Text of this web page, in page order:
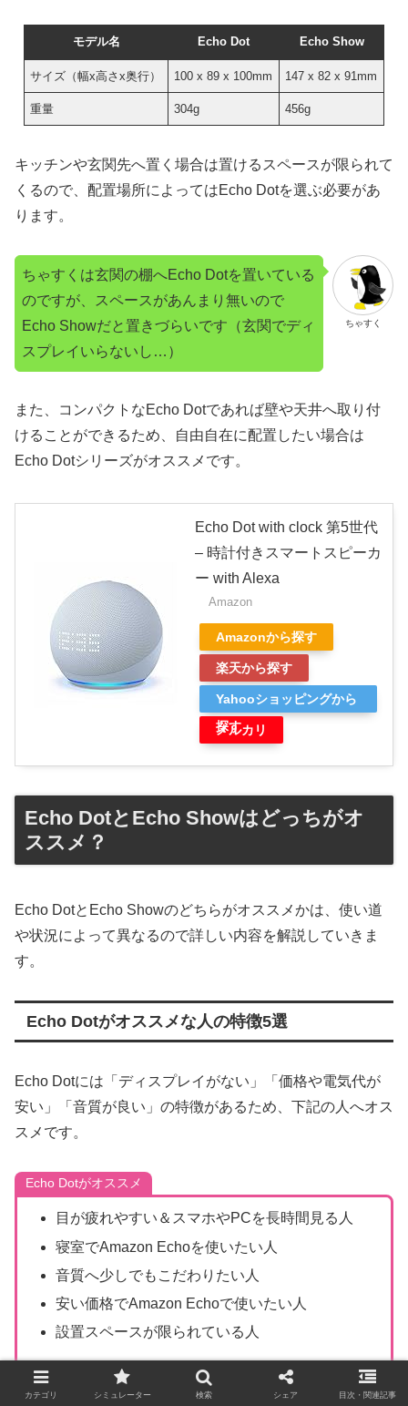
モデル名 Echo Dot Echo Show
サイズ（幅x高さx奥行） 100 x 89 x 100mm 147 x 82 x 91mm
重量 304g 456g
キッチンや玄関先へ置く場合は置けるスペースが限られて
くるので、配置場所によってはEcho Dotを選ぶ必要があ
ります。
ちゃすく
ちゃすくは玄関の棚へEcho Dotを置いている
のですが、スペースがあんまり無いので
Echo Showだと置きづらいです（玄関でディ
スプレイいらないし…）
また、コンパクトなEcho Dotであれば壁や天井へ取り付
けることができるため、自由自在に配置したい場合は
Echo Dotシリーズがオススメです。
Echo Dot with clock 第5世代
– 時計付きスマートスピーカ
ー with Alexa
Amazon
Amazonから探す
楽天から探す
Yahooショッピングから
探す
メルカリ
Echo DotとEcho Showはどっちがオ
ススメ？
Echo DotとEcho Showのどちらがオススメかは、使い道
や状況によって異なるので詳しい内容を解説していきま
す。
Echo Dotがオススメな人の特徴5選
Echo Dotには「ディスプレイがない」「価格や電気代が
安い」「音質が良い」の特徴があるため、下記の人へオス
スメです。
Echo Dotがオススメ
目が疲れやすい＆スマホやPCを長時間見る人
寝室でAmazon Echoを使いたい人
音質へ少しでもこだわりたい人
安い価格でAmazon Echoで使いたい人
設置スペースが限られている人
カテゴリ シミュレーター 検索 シェア 目次・関連記事